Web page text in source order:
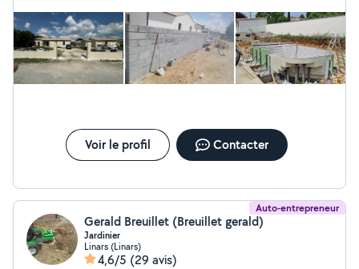
rappelé et n'est pas venu.
Voir le profil Contacter
Auto-entrepreneur
Gerald Breuillet (Breuillet gerald)
Jardinier
Linars (Linars)
4,6/5 (29 avis)